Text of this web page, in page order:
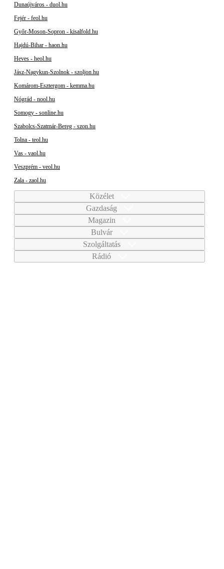
Dunaújváros - duol.hu
Fejér - feol.hu
Győr-Moson-Sopron - kisalfold.hu
Hajdú-Bihar - haon.hu
Heves - heol.hu
Jász-Nagykun-Szolnok - szoljon.hu
Komárom-Esztergom - kemma.hu
Nógrád - nool.hu
Somogy - sonline.hu
Szabolcs-Szatmár-Bereg - szon.hu
Tolna - teol.hu
Vas - vaol.hu
Veszprém - veol.hu
Zala - zaol.hu
Közélet
Gazdaság
Magazin
Bulvár
Szolgáltatás
Rádió